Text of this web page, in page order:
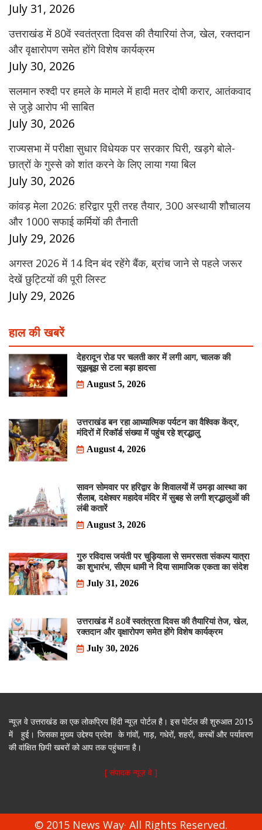
July 31, 2026
उत्तराखंड में 80वें स्वतंत्रता दिवस की तैयारियां तेज, खेल, रक्तदान
और वृक्षारोपण समेत होंगे विशेष कार्यक्रम
July 30, 2026
सलमान रुश्दी पर हमले के मामले में हादी मतर दोषी करार, आतंकवाद
से जुड़े आरोप भी साबित
July 30, 2026
राज्यसभा में परीक्षा सुधार विधेयक पर सरकार घिरी, खड़गे बोले-
छात्रों के गुस्से को शांत करने के लिए लाया गया बिल
July 30, 2026
कांवड़ मेला 2026: हरिद्वार पूरी तरह तैयार, 300 अस्थायी शौचालय
और 1000 सफाई कर्मियों की तैनाती
July 29, 2026
अगस्त 2026 में 14 दिन बंद रहेंगे बैंक, ब्रांच जाने से पहले जरूर
देखें छुट्टियों की पूरी लिस्ट
July 29, 2026
हाल की खबरें
देहरादून रोड पर चलती कार में लगी आग, चालक की
सूझबूझ से टला बड़ा हादसा
August 5, 2026
उत्तराखंड बन रहा आध्यात्मिक पर्यटन का वैश्विक केंद्र,
मंदिरों में रिकॉर्ड संख्या में पहुंच रहे श्रद्धालु
August 4, 2026
सावन सोमवार पर हरिद्वार के शिवालयों में उमड़ा आस्था का
सैलाब, दक्षेश्वर महादेव मंदिर में सुबह से लगी श्रद्धालुओं की
लंबी कतारें
August 3, 2026
गुरु रविदास जयंती पर चुड़ियाला से समरसता संकल्प यात्रा
का शुभारंभ, सीएम धामी ने दिया सामाजिक एकता का संदेश
July 31, 2026
उत्तराखंड में 80वें स्वतंत्रता दिवस की तैयारियां तेज, खेल,
रक्तदान और वृक्षारोपण समेत होंगे विशेष कार्यक्रम
July 30, 2026
न्यूज़ वे उत्तराखंड का एक लोकप्रिय हिंदी न्यूज़ पोर्टल है। इस पोर्टल की शुरुआत 2015
में हुई। जिसका मुख्य उद्देश्य प्रदेश के गांवों, गाड़, गधेरों, शहरों, कस्बों और पर्यावरण
की वांक्षित छिपी खबरों को आप तक पहुंचाना है।
[ संपादक न्यूज़ वे ]
© 2015 News Way· All Rights Reserved.